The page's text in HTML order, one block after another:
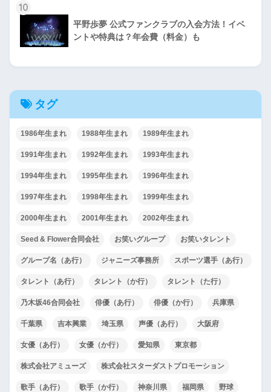
10
平野歩夢 公式ファンクラブの入会方法！イベ
ントや特典は？年会費（料金）も
タグ
1986年生まれ 1988年生まれ 1989年生まれ
1991年生まれ 1992年生まれ 1993年生まれ
1994年生まれ 1995年生まれ 1996年生まれ
1997年生まれ 1998年生まれ 1999年生まれ
2000年生まれ 2001年生まれ 2002年生まれ
Seed & Flower合同会社 お笑いグループ お笑いタレント
グループ名（あ行） ジャニーズ事務所 スポーツ選手（あ行）
タレント（あ行） タレント（か行） タレント（た行）
乃木坂46合同会社 俳優（あ行） 俳優（か行） 兵庫県
千葉県 吉本興業 埼玉県 声優（あ行） 大阪府
女優（あ行） 女優（か行） 愛知県 東京都
株式会社アミューズ 株式会社スターダストプロモーション
歌手（あ行） 歌手（か行） 神奈川県 福岡県 野球